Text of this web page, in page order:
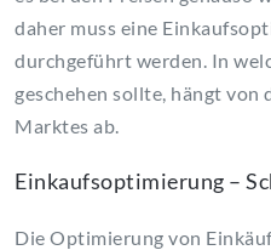
daher muss eine
durchgeführt werden. In
geschehen sollte, hängt von
Marktes ab.
Einkaufsoptimierung –
Die Optimierung von